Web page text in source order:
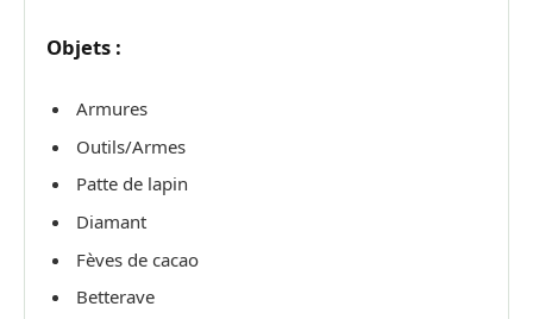
Objets :
Armures
Outils/Armes
Patte de lapin
Diamant
Fèves de cacao
Betterave